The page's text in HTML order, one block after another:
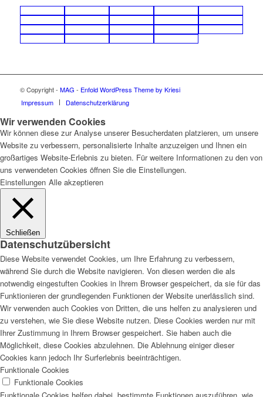
© Copyright - MAG - Enfold WordPress Theme by Kriesi
Impressum
Datenschutzerklärung
Wir verwenden Cookies
Wir können diese zur Analyse unserer Besucherdaten platzieren, um unsere
Website zu verbessern, personalisierte Inhalte anzuzeigen und Ihnen ein
großartiges Website-Erlebnis zu bieten. Für weitere Informationen zu den von
uns verwendeten Cookies öffnen Sie die Einstellungen.
Einstellungen Alle akzeptieren
Schließen
Datenschutzübersicht
Diese Website verwendet Cookies, um Ihre Erfahrung zu verbessern,
während Sie durch die Website navigieren. Von diesen werden die als
notwendig eingestuften Cookies in Ihrem Browser gespeichert, da sie für das
Funktionieren der grundlegenden Funktionen der Website unerlässlich sind.
Wir verwenden auch Cookies von Dritten, die uns helfen zu analysieren und
zu verstehen, wie Sie diese Website nutzen. Diese Cookies werden nur mit
Ihrer Zustimmung in Ihrem Browser gespeichert. Sie haben auch die
Möglichkeit, diese Cookies abzulehnen. Die Ablehnung einiger dieser
Cookies kann jedoch Ihr Surferlebnis beeinträchtigen.
Funktionale Cookies
Funktionale Cookies